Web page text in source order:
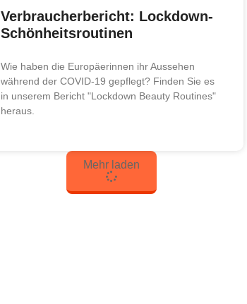
Verbraucherbericht: Lockdown-
Schönheitsroutinen
Wie haben die Europäerinnen ihr Aussehen
während der COVID-19 gepflegt? Finden Sie es
in unserem Bericht "Lockdown Beauty Routines"
heraus.
Mehr laden